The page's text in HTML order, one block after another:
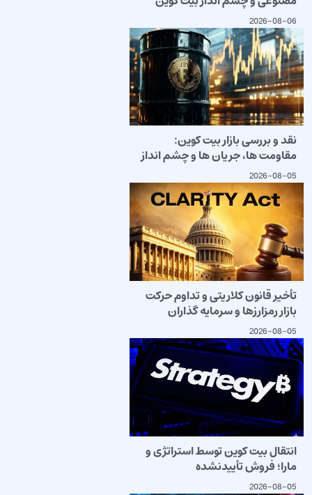
2026-08-06
نقد و بررسی بازار بیت کوین:
مقاومت ها، جریان ها و چشم انداز
2026-08-05
تأخیر قانون کلاریتی و تداوم حرکت
بازار رمزارزها و سرمایه گذاران
2026-08-05
انتقال بیت کوین توسط استراتژی و
مارا؛ فروش تأییدنشده
2026-08-05